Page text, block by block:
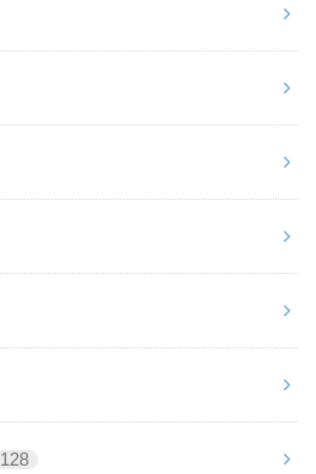
128